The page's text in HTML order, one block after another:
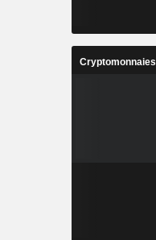
Cryptomonnaies